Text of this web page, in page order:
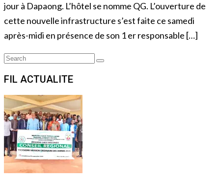
jour à Dapaong. L’hôtel se nomme QG. L’ouverture de
cette nouvelle infrastructure s’est faite ce samedi
après-midi en présence de son 1 er responsable […]
Search
Search
FIL ACTUALITE